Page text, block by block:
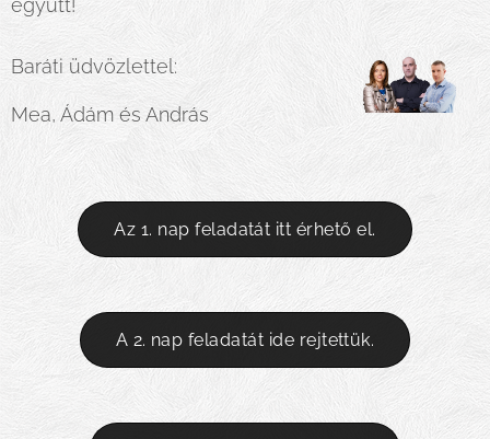
együtt!
Baráti üdvözlettel:
Mea, Ádám és András
Az 1. nap feladatát itt érhető el.
A 2. nap feladatát ide rejtettük.